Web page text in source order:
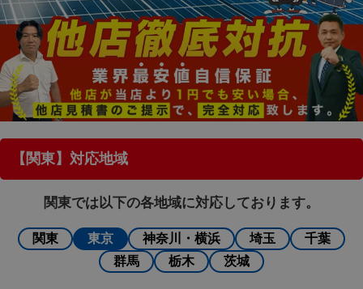
【関東】対応地域
関東では以下の各地域に対応しております。
関東 東京 神奈川・横浜 埼玉
千葉
群馬
栃木 茨城